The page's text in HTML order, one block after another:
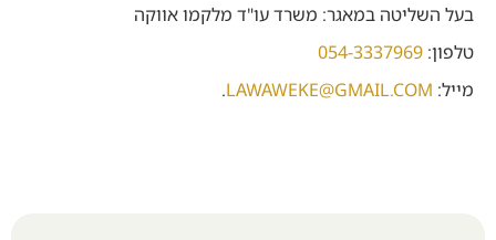
בעל השליטה במאגר: משרד עו"ד מלקמו אווקה
טלפון: 054-3337969
מייל: LAWAWEKE@GMAIL.COM
.